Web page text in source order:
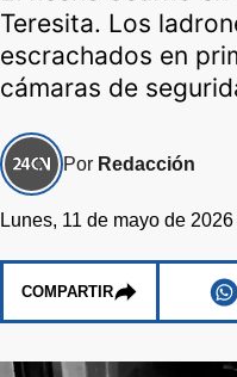
Teresita. Los
escrachados en
cámaras de
Por Redacción
Lunes, 11 de mayo de
COMPARTIR